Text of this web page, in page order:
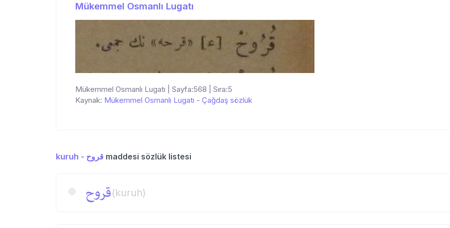
Mükemmel Osmanlı Lugatı
Mükemmel Osmanlı Lugatı | Sayfa:568 | Sıra:5
Kaynak: Mükemmel Osmanlı Lugatı - Çağdaş sözlük
kuruh - قروح maddesi sözlük listesi
قروح(kuruh)